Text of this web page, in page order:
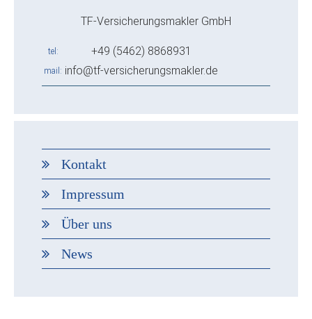
TF-Versicherungsmakler GmbH
tel +49 (5462) 8868931
mail info@tf-versicherungsmakler.de
Kontakt
Impressum
Über uns
News